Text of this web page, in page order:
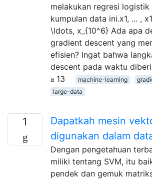
melakukan regresi
kumpulan data ini.x1, ... ,
\ldots, x_{10^6} Ada apa
gradient descent yang
efisien? Ingat bahwa
descent pada waktu
13
machine-learning
large-data
1
Dapatkah mesin
digunakan dalam
Dengan pengetahuan
miliki tentang SVM, itu
pendek dan gemuk